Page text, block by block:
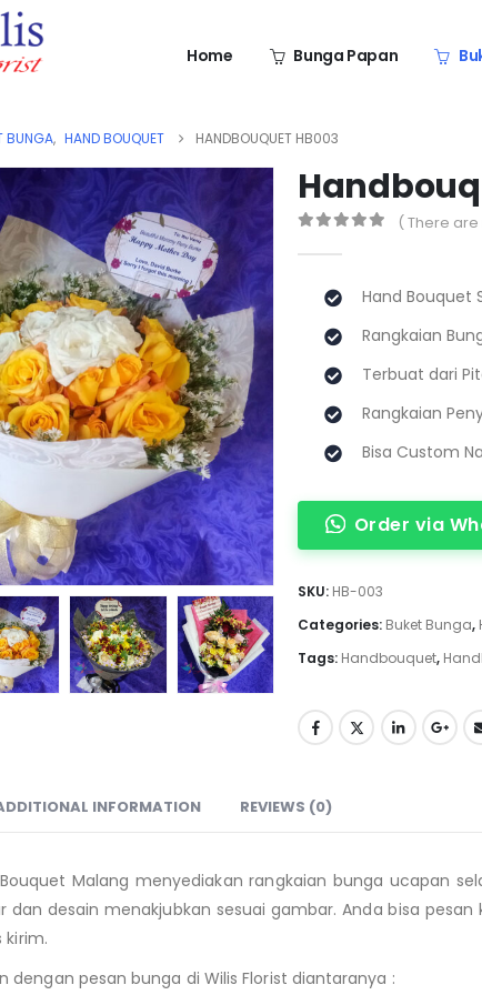
Home Bunga Papan
BUNGA, HAND BOUQUET HANDBOUQUET HB003
( There
Hand Bouquet
Rangkaian
Terbuat dari
Rangkaian
Bisa Custom
Order via
SKU: HB-003
Categories: Buket Bunga,
Tags: Handbouquet,
INFORMATION REVIEWS (0)
Malang menyediakan rangkaian bunga ucapan
dan desain menakjubkan sesuai gambar. Anda bisa
kirim.
dengan pesan bunga di Wilis Florist diantaranya :